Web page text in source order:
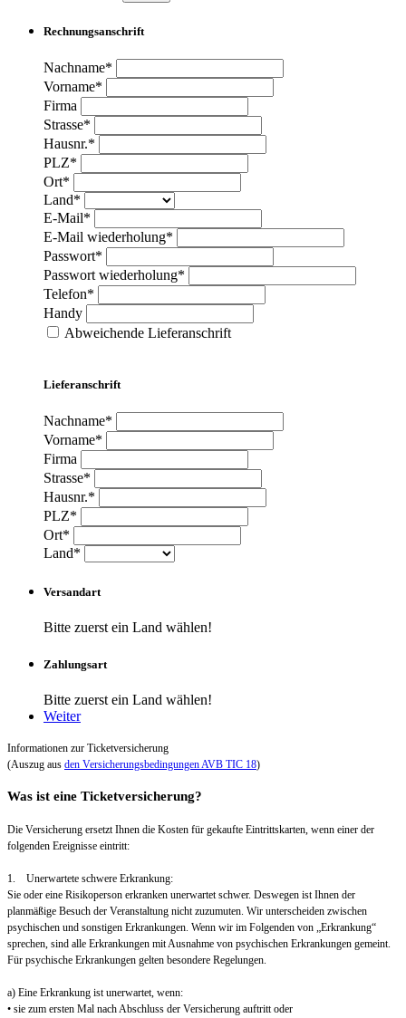
Rechnungsanschrift
Nachname*
Vorname*
Firma
Strasse*
Hausnr.*
PLZ*
Ort*
Land*
E-Mail*
E-Mail wiederholung*
Passwort*
Passwort wiederholung*
Telefon*
Handy
Abweichende Lieferanschrift
Lieferanschrift
Nachname*
Vorname*
Firma
Strasse*
Hausnr.*
PLZ*
Ort*
Land*
Versandart
Bitte zuerst ein Land wählen!
Zahlungsart
Bitte zuerst ein Land wählen!
Weiter
Informationen zur Ticketversicherung
(Auszug aus den Versicherungsbedingungen AVB TIC 18)
Was ist eine Ticketversicherung?
Die Versicherung ersetzt Ihnen die Kosten für gekaufte Eintrittskarten, wenn einer der
folgenden Ereignisse eintritt:
1. Unerwartete schwere Erkrankung:
Sie oder eine Risikoperson erkranken unerwartet schwer. Deswegen ist Ihnen der
planmäßige Besuch der Veranstaltung nicht zuzumuten. Wir unterscheiden zwischen
psychischen und sonstigen Erkrankungen. Wenn wir im Folgenden von „Erkrankung“
sprechen, sind alle Erkrankungen mit Ausnahme von psychischen Erkrankungen gemeint.
Für psychische Erkrankungen gelten besondere Regelungen.
a) Eine Erkrankung ist unerwartet, wenn:
• sie zum ersten Mal nach Abschluss der Versicherung auftritt oder